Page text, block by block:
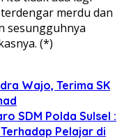
merdu dan
sesungguhnya
(*)
Wajo, Terima SK
SDM Polda Sulsel :
Pelajar di